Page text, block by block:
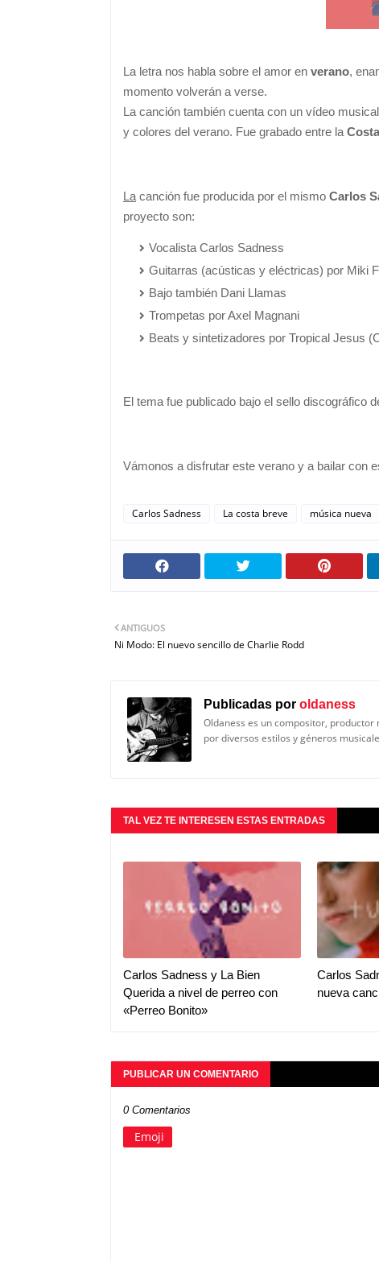
La letra nos habla sobre el amor en verano,
momento volverán a verse.
La canción también cuenta con un vídeo
y colores del verano. Fue grabado entre la
La canción fue producida por el mismo Carlos
proyecto son:
Vocalista Carlos Sadness
Guitarras (acústicas y eléctricas) por Miki
Bajo también Dani Llamas
Trompetas por Axel Magnani
Beats y sintetizadores por Tropical Jesus
El tema fue publicado bajo el sello discográfico
Vámonos a disfrutar este verano y a bailar con
Carlos Sadness La costa breve música nueva
ANTIGUOS
Ni Modo: El nuevo sencillo de Charlie Rodd
Publicadas por oldaness
Oldaness es un compositor, productor
por diversos estilos y géneros
TAL VEZ TE INTERESEN ESTAS ENTRADAS
Carlos Sadness y La Bien
Querida a nivel de perreo con
«Perreo Bonito»
Carlos
nueva
PUBLICAR UN COMENTARIO
0 Comentarios
Emoji